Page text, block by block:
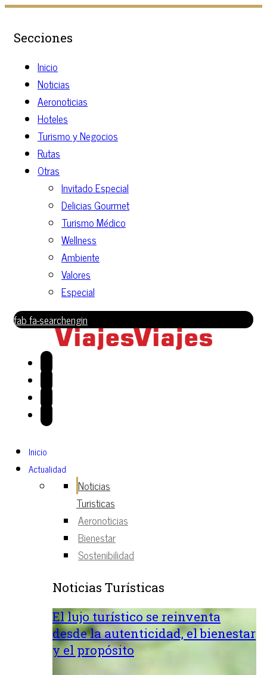
Secciones
Inicio
Noticias
Aeronoticias
Hoteles
Turismo y Negocios
Rutas
Otras
Invitado Especial
Delicias Gourmet
Turismo Médico
Wellness
Ambiente
Valores
Especial
fab fa-searchengin
Inicio
Actualidad
Noticias
Turisticas
Aeronoticias
Bienestar
Sostenibilidad
Noticias Turísticas
El lujo turístico se reinventa
desde la autenticidad, el bienestar
y el propósito